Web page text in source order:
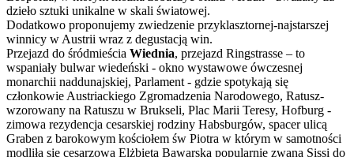
dzieło sztuki unikalne w skali światowej.
Dodatkowo proponujemy zwiedzenie przyklasztornej-najstarszej
winnicy w Austrii wraz z degustacją win.
Przejazd do śródmieścia Wiednia, przejazd Ringstrasse – to
wspaniały bulwar wiedeński - okno wystawowe ówczesnej
monarchii naddunajskiej, Parlament - gdzie spotykają się
członkowie Austriackiego Zgromadzenia Narodowego, Ratusz-
wzorowany na Ratuszu w Brukseli, Plac Marii Teresy, Hofburg -
zimowa rezydencja cesarskiej rodziny Habsburgów, spacer ulicą
Graben z barokowym kościołem św Piotra w którym w samotności
modliła się cesarzowa Elżbieta Bawarska popularnie zwana Sissi do